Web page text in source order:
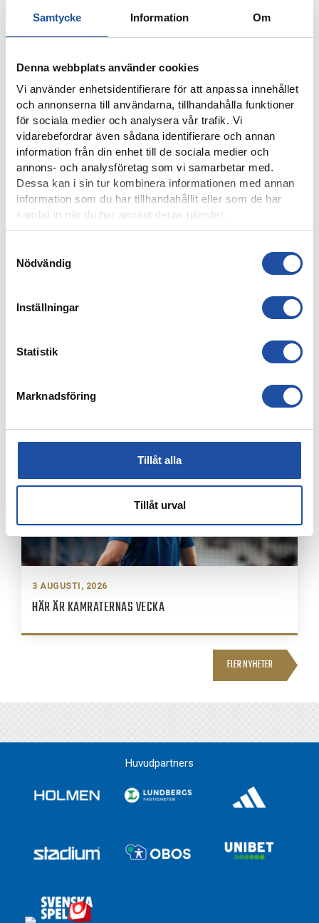
Samtycke Information Om
Denna webbplats använder cookies
Vi använder enhetsidentifierare för att anpassa innehållet
och annonserna till användarna, tillhandahålla funktioner
för sociala medier och analysera vår trafik. Vi
vidarebefordrar även sådana identifierare och annan
information från din enhet till de sociala medier och
annons- och analysföretag som vi samarbetar med.
Dessa kan i sin tur kombinera informationen med annan
information som du har tillhandahållit eller som de har
samlat in när du har använt deras tjänster.
Nödvändig
Inställningar
Statistik
Marknadsföring
Tillåt alla
Tillåt urval
4 AUGUSTI, 2026
ÅRSKORTARE: HÄMTA UT ERA KAMRATBILJETTER!
3 AUGUSTI, 2026
HÄR ÄR KAMRATERNAS VECKA
FLER NYHETER
Huvudpartners